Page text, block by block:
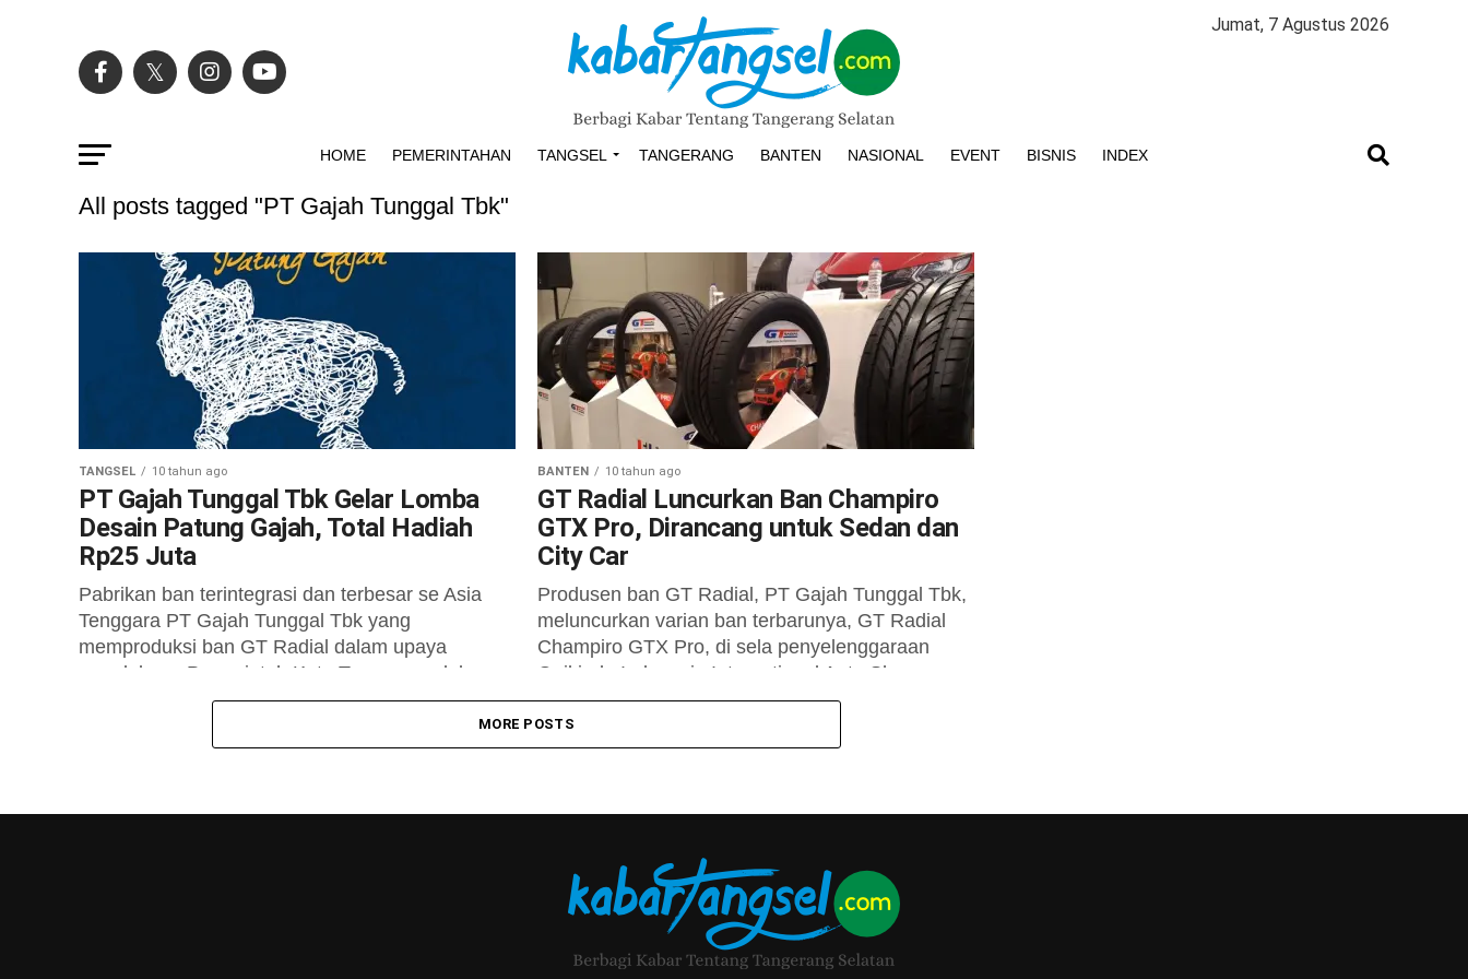
Jumat, 7 Agustus 2026
HOME PEMERINTAHAN TANGSEL TANGERANG BANTEN NASIONAL EVENT BISNIS INDEX
All posts tagged "PT Gajah Tunggal Tbk"
TANGSEL 10 tahun ago
PT Gajah Tunggal Tbk Gelar Lomba
Desain Patung Gajah, Total Hadiah
Rp25 Juta
Pabrikan ban terintegrasi dan terbesar se Asia
Tenggara PT Gajah Tunggal Tbk yang
memproduksi ban GT Radial dalam upaya
mendukung Pemerintah Kota Tangerang dalam
komitmennya untuk...
BANTEN 10 tahun ago
GT Radial Luncurkan Ban Champiro
GTX Pro, Dirancang untuk Sedan dan
City Car
Produsen ban GT Radial, PT Gajah Tunggal Tbk,
meluncurkan varian ban terbarunya, GT Radial
Champiro GTX Pro, di sela penyelenggaraan
Gaikindo Indonesia International Auto Show
(GIIAS)...
MORE POSTS